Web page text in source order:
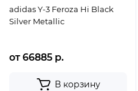
adidas Y-3 Feroza Hi Black
Silver Metallic
от 66885 р.
В корзину